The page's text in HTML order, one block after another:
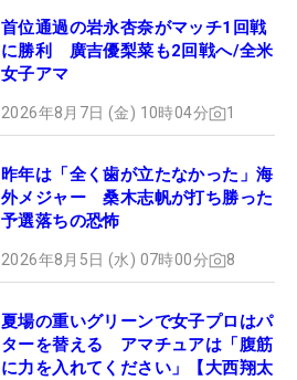
首位通過の岩永杏奈がマッチ1回戦
に勝利 廣吉優梨菜も2回戦へ/全米
女子アマ
2026年8月7日 (金) 10時04分 1
昨年は「全く歯が立たなかった」海
外メジャー 桑木志帆が打ち勝った
予選落ちの恐怖
2026年8月5日 (水) 07時00分 8
夏場の重いグリーンで女子プロはパ
ターを替える アマチュアは「腹筋
に力を入れてください」【大西翔太